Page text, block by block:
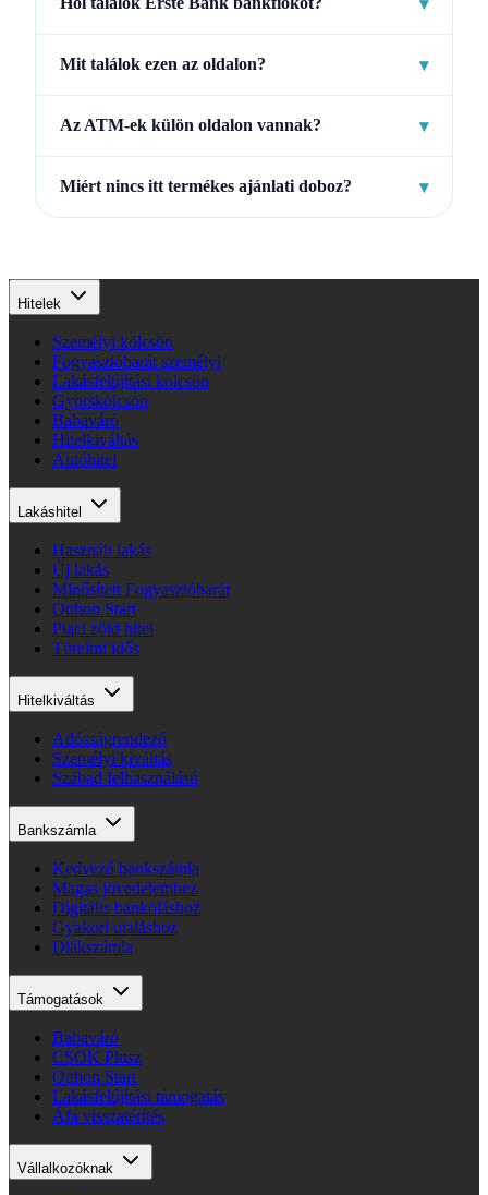
Mit találok ezen az oldalon? ▾
Az ATM-ek külön oldalon vannak? ▾
Miért nincs itt termékes ajánlati doboz? ▾
Hitelek
Személyi kölcsön
Fogyasztóbarát személyi
Lakásfelújítási kölcsön
Gyorskölcsön
Babaváró
Hitelkiváltás
Autóhitel
Lakáshitel
Használt lakás
Új lakás
Minősített Fogyasztóbarát
Otthon Start
Piaci zöld hitel
Türelmi idős
Hitelkiváltás
Adósságrendező
Személyi kiváltás
Szabad felhasználású
Bankszámla
Kedvező bankszámla
Magas jövedelemhez
Digitális bankoláshoz
Gyakori utaláshoz
Diákszámla
Támogatások
Babaváró
CSOK Plusz
Otthon Start
Lakásfelújítási támogatás
Áfa visszatérítés
Vállalkozóknak